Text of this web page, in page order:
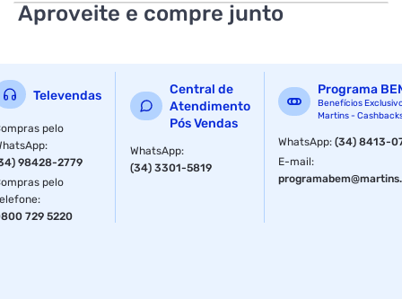
Aproveite e compre junto
Televendas
pelo
:
98428-2779
pelo
:
729 5220
Central de
Atendimento
Pós Vendas
WhatsApp:
(34) 3301-5819
Programa
Benefícios
Martins -
WhatsApp:(34) 8413-
E-mail: